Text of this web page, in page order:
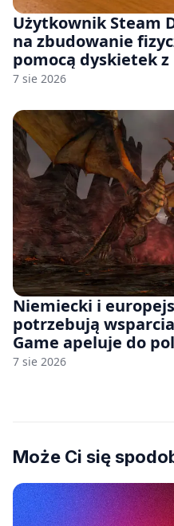
Użytkownik Steam
na zbudowanie
pomocą dyskietek z
7 sie 2026
Niemiecki i
potrzebują
Game apeluje do
7 sie 2026
Może Ci się